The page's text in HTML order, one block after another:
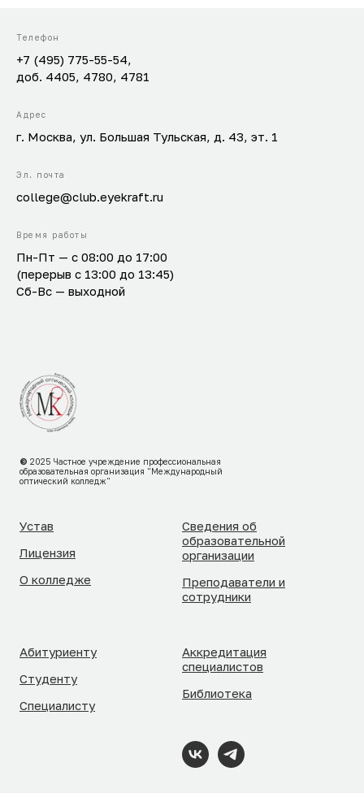
Телефон
+7 (495) 775-55-54,
доб. 4405, 4780, 4781
Адрес
г. Москва, ул. Большая Тульская, д. 43, эт. 1
Эл. почта
college@club.eyekraft.ru
Время работы
Пн-Пт — с 08:00 до 17:00
(перерыв с 13:00 до 13:45)
Сб-Вс — выходной
© 2025 Частное учреждение профессиональная
образовательная организация "Международный
оптический колледж"
Устав
Лицензия
О колледже
Сведения об
образовательной
организации
Преподаватели и
сотрудники
Абитуриенту
Студенту
Специалисту
Аккредитация
специалистов
Библиотека